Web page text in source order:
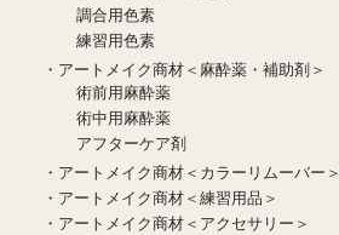
調合用色素
練習用色素
・アートメイク商材＜麻酔薬・補助剤＞
術前用麻酔薬
術中用麻酔薬
アフターケア剤
・アートメイク商材＜カラーリムーバー＞
・アートメイク商材＜練習用品＞
・アートメイク商材＜アクセサリー＞